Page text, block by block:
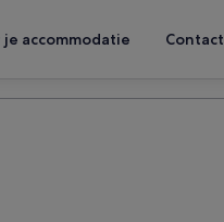
accommodatie Contact